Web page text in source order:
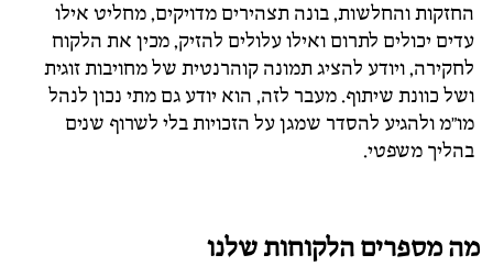
החזקות והחלשות, בונה תצהירים מדויקים, מחליט אילו
עדים יכולים לתרום ואילו עלולים להזיק, מכין את הלקוח
לחקירה, ויודע להציג תמונה קוהרנטית של מחויבות זוגית
ושל כוונת שיתוף. מעבר לזה, הוא יודע גם מתי נכון לנהל
מו"מ ולהגיע להסדר שמגן על הזכויות בלי לשרוף שנים
בהליך משפטי.
מה מספרים הלקוחות שלנו